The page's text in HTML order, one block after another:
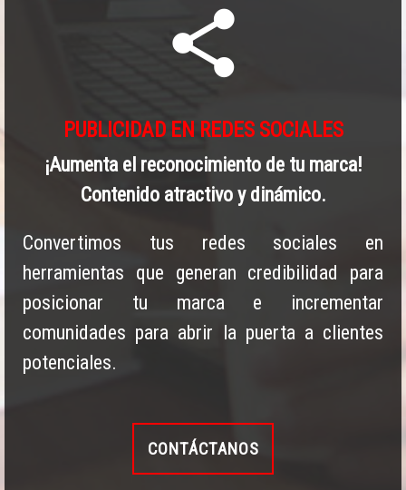
share
PUBLICIDAD EN REDES SOCIALES
¡Aumenta el reconocimiento de tu marca!
Contenido atractivo y dinámico.
Convertimos tus redes sociales en
herramientas que generan credibilidad para
posicionar tu marca e incrementar
comunidades para abrir la puerta a clientes
potenciales.
CONTÁCTANOS